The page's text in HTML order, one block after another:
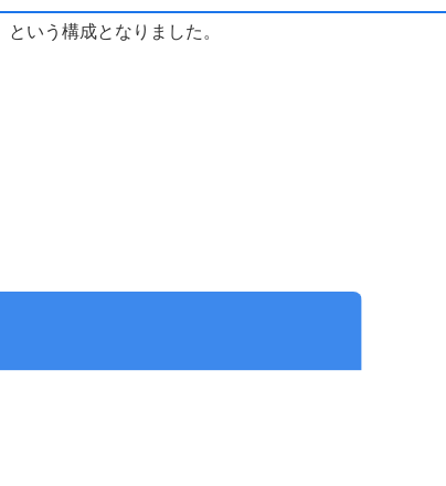
という構成となりました。